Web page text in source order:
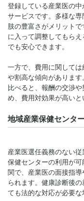
登録している産業医の
サービスです。多様な
肢の豊富さがメリット
に入って調整してもら
でも安心できます。
一方で、費用に関して
や割高な傾向がありま
比べると、報酬の交渉
め、費用対効果が高いと
地域産業保健センタ
産業医選任義務のない
保健センターの利用が
関で、産業医の面接指
られます。健康診断後
ても法的な対応が必要な